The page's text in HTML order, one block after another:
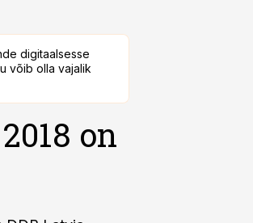
digitaalsesse
võib olla vajalik
on